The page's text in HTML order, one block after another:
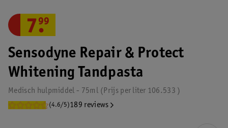
Sensodyne Repair & Protect
Whitening Tandpasta
Medisch hulpmiddel - 75ml 106.533
Prijs per liter
(4.6/5)189 reviews
7.
99